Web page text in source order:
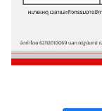
Search
for: